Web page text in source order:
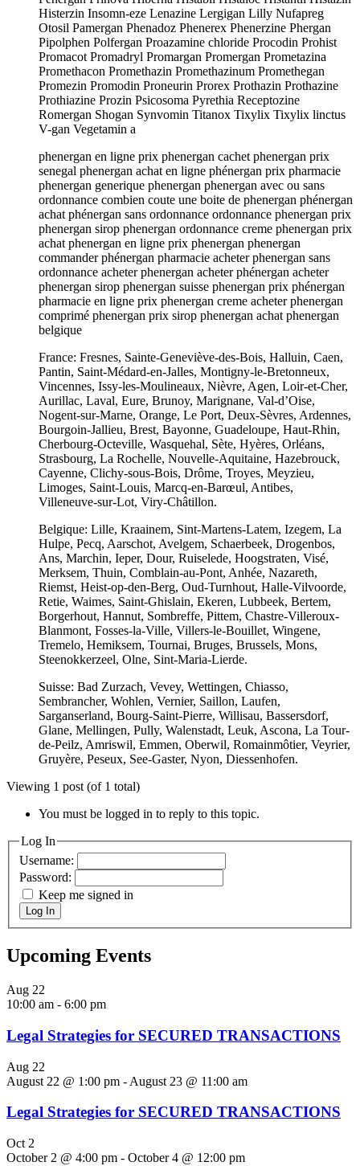
Histerzin Insomn-eze Lenazine Lergigan Lilly Nufapreg
Otosil Pamergan Phenadoz Phenerex Phenerzine Phergan
Pipolphen Polfergan Proazamine chloride Procodin Prohist
Promacot Promadryl Promargan Promergan Prometazina
Promethacon Promethazin Promethazinum Promethegan
Promezin Promodin Proneurin Prorex Prothazin Prothazine
Prothiazine Prozin Psicosoma Pyrethia Receptozine
Romergan Shogan Synvomin Titanox Tixylix Tixylix linctus
V-gan Vegetamin a
phenergan en ligne prix phenergan cachet phenergan prix
senegal phenergan achat en ligne phénergan prix pharmacie
phenergan generique phenergan phenergan avec ou sans
ordonnance combien coute une boite de phenergan phénergan
achat phénergan sans ordonnance ordonnance phenergan prix
phenergan sirop phenergan ordonnance creme phenergan prix
achat phenergan en ligne prix phenergan phenergan
commander phénergan pharmacie acheter phenergan sans
ordonnance acheter phenergan acheter phénergan acheter
phenergan sirop phenergan suisse phenergan prix phénergan
pharmacie en ligne prix phenergan creme acheter phenergan
comprimé phenergan prix sirop phenergan achat phenergan
belgique
France: Fresnes, Sainte-Geneviève-des-Bois, Halluin, Caen,
Pantin, Saint-Médard-en-Jalles, Montigny-le-Bretonneux,
Vincennes, Issy-les-Moulineaux, Nièvre, Agen, Loir-et-Cher,
Aurillac, Laval, Eure, Brunoy, Marignane, Val-d’Oise,
Nogent-sur-Marne, Orange, Le Port, Deux-Sèvres, Ardennes,
Bourgoin-Jallieu, Brest, Bayonne, Guadeloupe, Haut-Rhin,
Cherbourg-Octeville, Wasquehal, Sète, Hyères, Orléans,
Strasbourg, La Rochelle, Nouvelle-Aquitaine, Hazebrouck,
Cayenne, Clichy-sous-Bois, Drôme, Troyes, Meyzieu,
Limoges, Saint-Louis, Marcq-en-Barœul, Antibes,
Villeneuve-sur-Lot, Viry-Châtillon.
Belgique: Lille, Kraainem, Sint-Martens-Latem, Izegem, La
Hulpe, Pecq, Aarschot, Avelgem, Schaerbeek, Drogenbos,
Ans, Marchin, Ieper, Dour, Ruiselede, Hoogstraten, Visé,
Merksem, Thuin, Comblain-au-Pont, Anhée, Nazareth,
Riemst, Heist-op-den-Berg, Oud-Turnhout, Halle-Vilvoorde,
Retie, Waimes, Saint-Ghislain, Ekeren, Lubbeek, Bertem,
Borgerhout, Hannut, Sombreffe, Pittem, Chastre-Villeroux-
Blanmont, Fosses-la-Ville, Villers-le-Bouillet, Wingene,
Tremelo, Hemiksem, Tournai, Bruges, Brussels, Mons,
Steenokkerzeel, Olne, Sint-Maria-Lierde.
Suisse: Bad Zurzach, Vevey, Wettingen, Chiasso,
Sembrancher, Wohlen, Vernier, Saillon, Laufen,
Sarganserland, Bourg-Saint-Pierre, Willisau, Bassersdorf,
Glane, Mellingen, Pully, Walenstadt, Leuk, Ascona, La Tour-
de-Peilz, Amriswil, Emmen, Oberwil, Romainmôtier, Veyrier,
Gruyère, Peseux, See-Gaster, Nyon, Diessenhofen.
Viewing 1 post (of 1 total)
You must be logged in to reply to this topic.
Log In
Username:
Password:
Keep me signed in
Log In
Upcoming Events
Aug 22
10:00 am - 6:00 pm
Legal Strategies for SECURED TRANSACTIONS
Aug 22
August 22 @ 1:00 pm - August 23 @ 11:00 am
Legal Strategies for SECURED TRANSACTIONS
Oct 2
October 2 @ 4:00 pm - October 4 @ 12:00 pm